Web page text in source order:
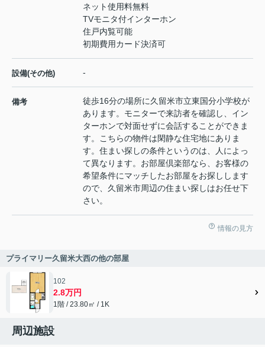
ネット使用料無料
TVモニタ付インターホン
住戸内覧可能
初期費用カード決済可
設備(その他) -
備考
徒歩16分の場所に久留米市立東国分小学校が
あります。モニターで来訪者を確認し、イン
ターホンで対面せずに会話することができま
す。こちらの物件は閑静な住宅地にありま
す。住まい探しの条件というのは、人によっ
て異なります。お部屋倶楽部なら、お客様の
希望条件にマッチしたお部屋をお探しします
ので、久留米市周辺の住まい探しはお任せ下
さい。
情報の見方
プライマリー久留米大西の他の部屋
102
2.8万円
1階 / 23.80㎡ / 1K
周辺施設